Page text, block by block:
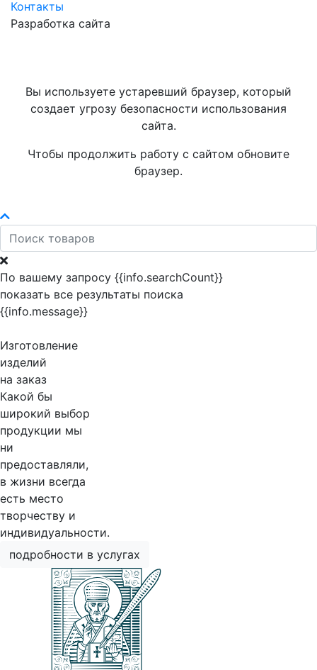
Контакты
Разработка сайта
Вы используете устаревший браузер, который
создает угрозу безопасности использования
сайта.
Чтобы продолжить работу с сайтом обновите
браузер.
По вашему запросу {{info.searchCount}}
показать все результаты поиска
{{info.message}}
Изготовление
изделий
на заказ
Какой бы
широкий выбор
продукции мы
ни
предоставляли,
в жизни всегда
есть место
творчеству и
индивидуальности.
подробности в услугах